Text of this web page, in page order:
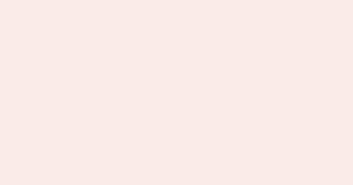
Ben je op
specifiek
Heb je een